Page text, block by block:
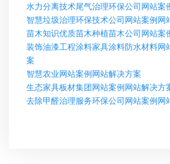
水力分离技术尾气治理环保公司网站案
智慧垃圾治理环保技术公司网站案例网
苗木知识优质苗木种植苗木公司网站案
装饰油漆工程涂料家具涂料防水材料网
案
智慧农业网站案例网站解决方案
生态家具板材集团网站案例网站解决方
去除甲醛治理服务环保公司网站案例网